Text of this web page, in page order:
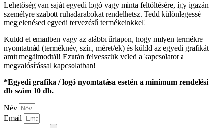
Lehetőség van saját egyedi logó vagy minta feltöltésére, így igazán
személyre szabott ruhadarabokat rendelhetsz. Tedd különlegessé
megjelenésed egyedi tervezésű termékeinkkel!
Küldd el emailben vagy az alábbi űrlapon, hogy milyen termékre
nyomtatnád (terméknév, szín, méret/ek) és küldd az egyedi grafikát
amit megálmodtál! Ezután felvesszük veled a kapcsolatot a
megvalósítással kapcsolatban!
*Egyedi grafika / logó nyomtatása esetén a minimum rendelési
db szám 10 db.
Név
Email